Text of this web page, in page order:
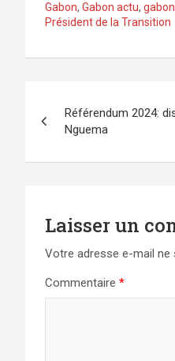
Gabon, Gabon actu,
Président de la Transition
de
l’article
Référendum 2024:
Nguema
Laisser un
Votre adresse e-mail ne
Commentaire *